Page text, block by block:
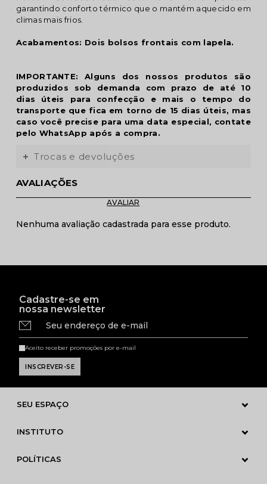
garantindo conforto térmico que o mantém aquecido em
climas mais frios.
Acabamentos: Dois bolsos frontais com lapela.
IMPORTANTE: Alguns dos nossos produtos são
produzidos sob demanda com prazo de até 10
dias úteis para confecção e mais o tempo do
transporte que fica em torno de 15 dias úteis, mas
caso você precise para uma data especial, contate
pelo WhatsApp após a compra.
Trocas e devoluções
AVALIAÇÕES
Nenhuma avaliação cadastrada para esse produto.
Cadastre-se em
nossa newsletter
Seu endereço de e-mail
Aceito receber promoções por e-mail
SEU ESPAÇO
INSTITUTO
POLÍTICAS